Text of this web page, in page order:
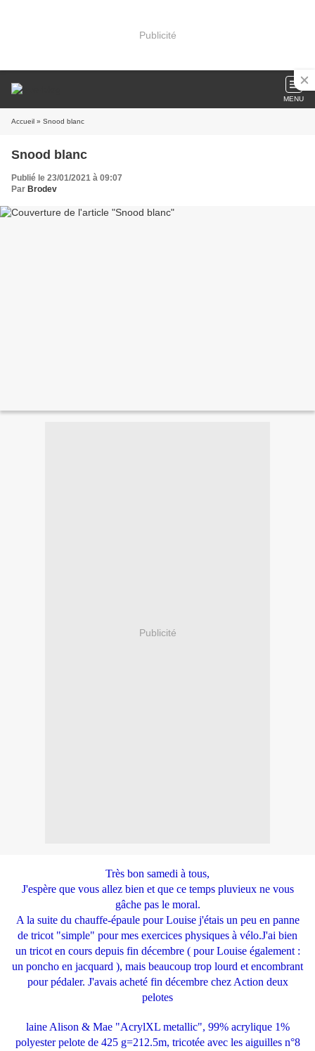
Publicité
MENU
Accueil » Snood blanc
Snood blanc
Publié le 23/01/2021 à 09:07
Par Brodev
Publicité
Très bon samedi à tous,
J'espère que vous allez bien et que ce temps pluvieux ne vous
gâche pas le moral.
A la suite du chauffe-épaule pour Louise j'étais un peu en panne
de tricot "simple" pour mes exercices physiques à vélo.J'ai bien
un tricot en cours depuis fin décembre ( pour Louise également :
un poncho en jacquard ), mais beaucoup trop lourd et encombrant
pour pédaler. J'avais acheté fin décembre chez Action deux
pelotes
laine Alison & Mae "AcrylXL metallic", 99% acrylique 1%
polyester pelote de 425 g=212.5m, tricotée avec les aiguilles n°8